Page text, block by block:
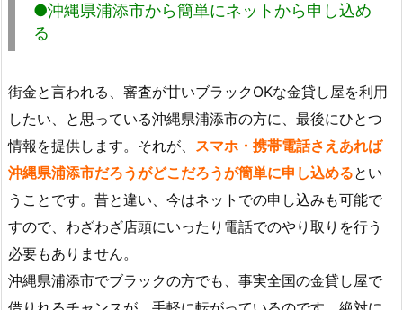
●沖縄県浦添市から簡単にネットから申し込め
る
街金と言われる、審査が甘いブラックOKな金貸し屋を利用
したい、と思っている沖縄県浦添市の方に、最後にひとつ
情報を提供します。それが、 スマホ・携帯電話さえあれば
沖縄県浦添市だろうがどこだろうが簡単に申し込めるとい
うことです。昔と違い、今はネットでの申し込みも可能で
すので、わざわざ店頭にいったり電話でのやり取りを行う
必要もありません。
沖縄県浦添市でブラックの方でも、事実全国の金貸し屋で